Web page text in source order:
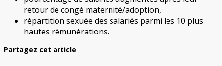
retour de congé maternité/adoption,
répartition sexuée des salariés parmi les 10 plus
hautes rémunérations.
Partagez cet article